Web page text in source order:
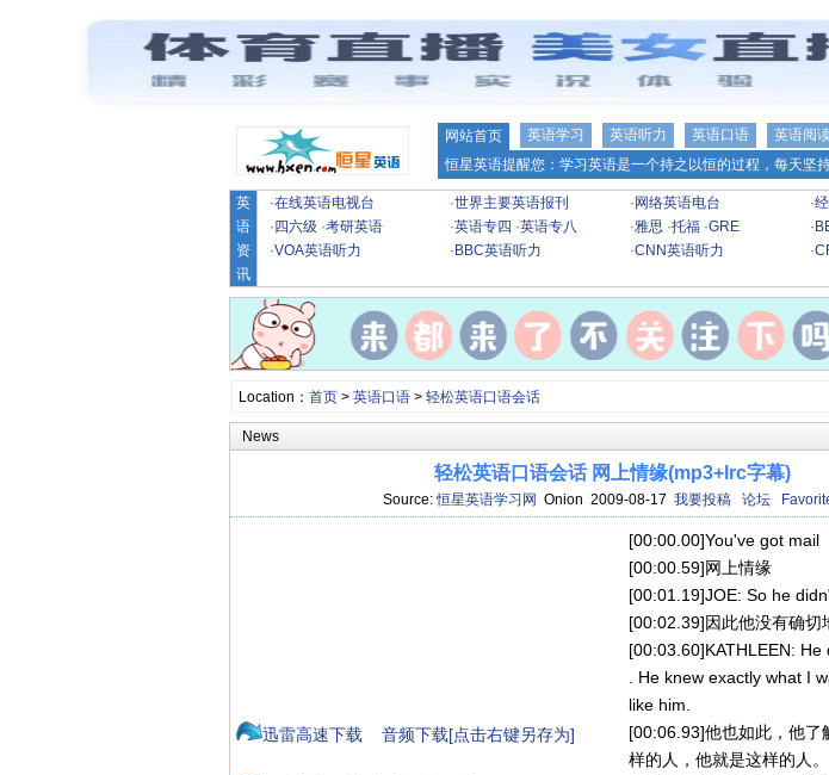
网站首页 英语学习 英语听力 英语口语 英语阅
恒星英语提醒您：学习英语是一个持之以恒的过程，每天坚
英
语
资
讯
·在线英语电视台 ·世界主要英语报刊 · 网络英语电台 ·
· 四六级 ·考研英语 ·英语专四 ·英语专八 ·雅思 ·托福 ·GRE ·
·VOA英语听力 · BBC英语听力 ·CNN英语听力 ·
Location： 首页> 英语口语> 轻松英语口语会话
News
轻松英语口语会话 网上情缘(mp3+lrc字幕)
Source:恒星英语学习网 Onion 2009-08-17 我要投稿 论坛
迅雷高速下载 音频下载[点击右键另存为]
[00:00.00]You've got mail
[00:00.59]网上情缘
[00:01.19]JOE: So he
[00:02.39]因此他没有确切
[00:03.60]KATHLEEN:
. He knew exactly what I
like him.
[00:06.93]他也如此，他了
样的人，他就是这样的人。